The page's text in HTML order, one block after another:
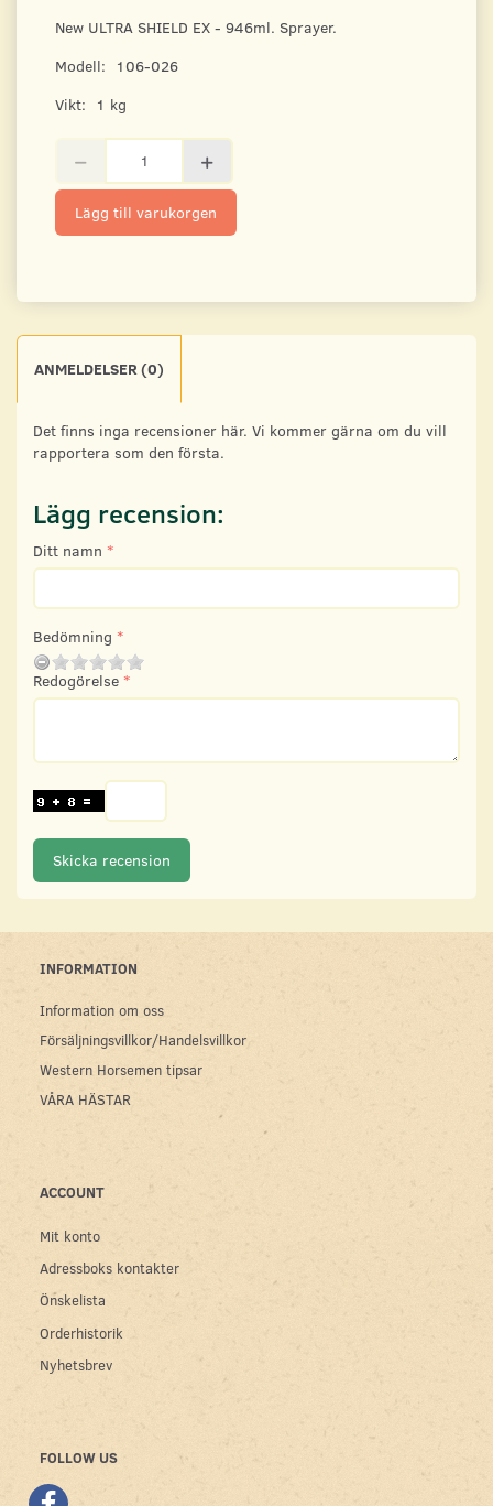
New ULTRA SHIELD EX - 946ml. Sprayer.
Modell:
106-026
Vikt:
1 kg
Lägg till varukorgen
ANMELDELSER (0)
Det finns inga recensioner här. Vi kommer gärna om du vill
rapportera som den första.
Lägg recension:
Ditt namn
Bedömning
Redogörelse
Skicka recension
INFORMATION
Information om oss
Försäljningsvillkor/Handelsvillkor
Western Horsemen tipsar
VÅRA HÄSTAR
ACCOUNT
Mit konto
Adressboks kontakter
Önskelista
Orderhistorik
Nyhetsbrev
FOLLOW US